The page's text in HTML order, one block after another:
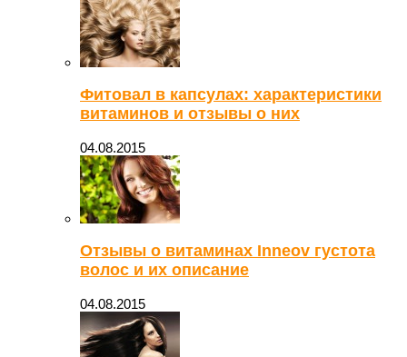
Фитовал в капсулах: характеристики
витаминов и отзывы о них
04.08.2015
Отзывы о витаминах Inneov густота
волос и их описание
04.08.2015